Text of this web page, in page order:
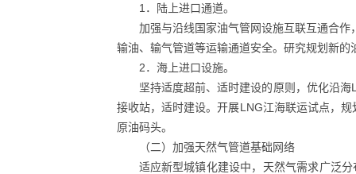
1．陆上进口通道。
加强与沿线国家油气管网设施互联互通合
输油、输气管道等运输通道安全。研究规划新的
2．海上进口设施。
坚持适度超前、适时建设的原则，优化沿
接收站，适时建设。开展LNG江海联运试点，
原油码头。
（二）加强天然气管道基础网络
适应新型城镇化建设中，天然气需求广泛